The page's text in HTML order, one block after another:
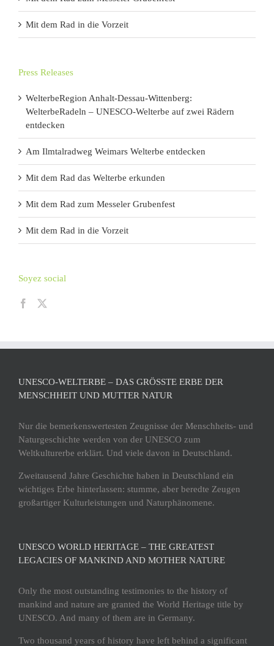
Mit dem Rad in die Vorzeit
Press Releases
WelterbeRegion Anhalt-Dessau-Wittenberg:
WelterbeRadeln – UNESCO-Welterbe auf zwei Rädern
entdecken
Am Ilmtalradweg Weimars Welterbe entdecken
Mit dem Rad das Welterbe erkunden
Mit dem Rad zum Messeler Grubenfest
Mit dem Rad in die Vorzeit
Soyez social
UNESCO-WELTERBE – DAS GRÖSSTE ERBE DER M
ENSCHHEIT UND MUTTER NATUR
Nur die bemerkenswertesten Zeugnisse der Menschheits- und
Naturgeschichte werden von der UNESCO zum
Weltkulturerbe erklärt. Und viele davon in Deutschland.
Zweitausend Jahre Geschichte haben in Deutschland ein
wichtiges Erbe hinterlassen: stumme, aber beredte Zeugen
großartiger Kulturleistungen und Naturphänomene.
UNESCO WORLD HERITAGE – THE GREATEST
LEGACIES OF MANKIND AND MOTHER NATURE
Only the most outstanding testimonies to the history of
mankind and nature are granted the World Heritage title by
UNESCO. And many of them are in Germany.
Two thousand years of history have left behind a significant